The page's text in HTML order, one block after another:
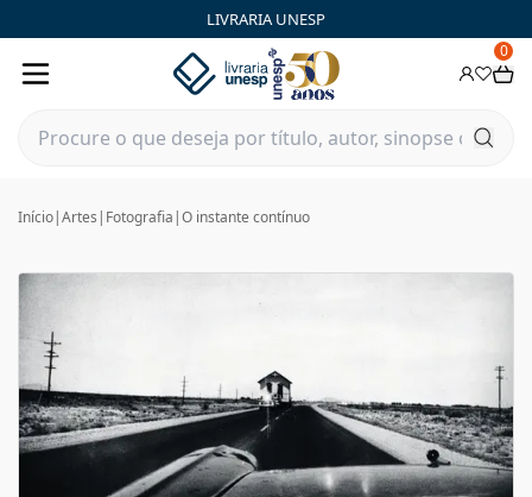
LIVRARIA UNESP
0
Início|Artes | Fotografia |O instante contínuo